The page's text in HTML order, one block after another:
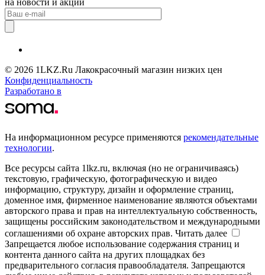
© 2026 1LKZ.Ru Лакокрасочный магазин низких цен
Конфиденциальность
Разработано в
На информационном ресурсе применяются рекомендательные
технологии.
Все ресурсы сайта 1lkz.ru, включая (но не ограничиваясь)
текстовую, графическую, фотографическую и видео
информацию, структуру, дизайн и оформление страниц,
доменное имя, фирменное наименование являются объектами
авторского права и прав на интеллектуальную собственность,
защищены российским законодательством и международными
соглашениями об охране авторских прав. Читать далее
Запрещается любое использование содержания страниц и
контента данного сайта на других площадках без
предварительного согласия правообладателя. Запрещаются